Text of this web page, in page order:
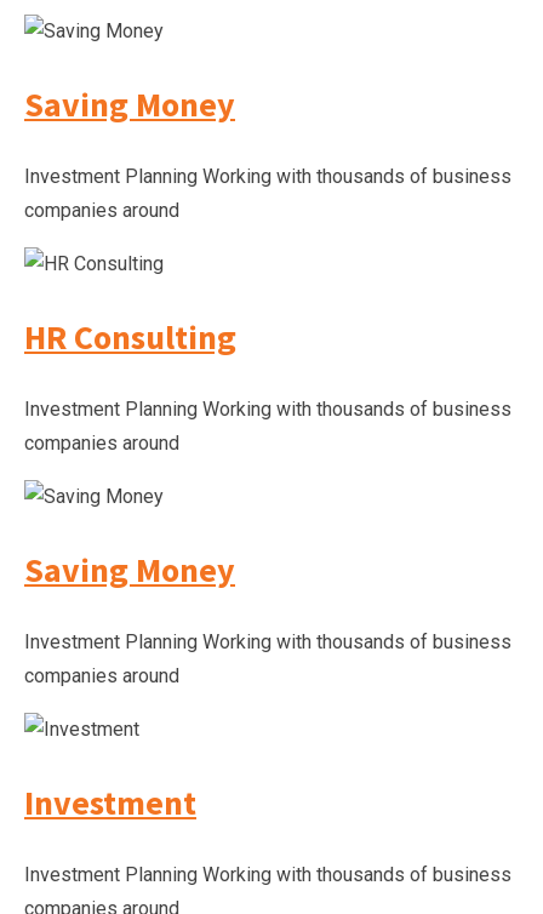
Saving Money
Investment Planning Working with thousands of business
companies around
HR Consulting
Investment Planning Working with thousands of business
companies around
Saving Money
Investment Planning Working with thousands of business
companies around
Investment
Investment Planning Working with thousands of business
companies around